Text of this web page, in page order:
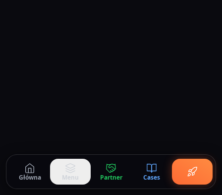
Główna Menu Partner Cases